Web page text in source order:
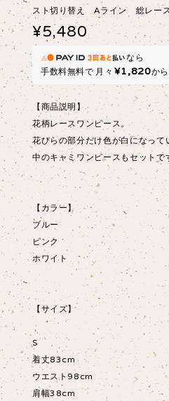
スト切り替え Aライン 総レー
¥5,480
なら
手数料無料で 月々 ¥1,820から
【商品説明】
花柄レースワンピース。
花びらの部分だけ色が白になって
中のキャミワンピースもセットで
【カラー】
ブルー
ピンク
ホワイト
【サイズ】
S
着丈83cm
ウエスト98cm
肩幅38cm